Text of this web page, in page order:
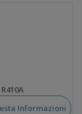
Informazioni